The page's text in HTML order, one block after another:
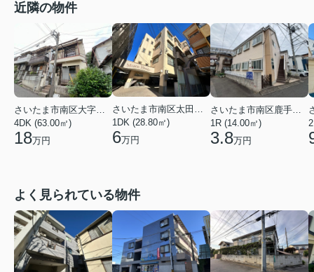
近隣の物件
4DK (63.00㎡)
18万円
さいたま市南区太田窪５丁目
1DK (28.80㎡)
6万円
1R (14.00㎡)
3.8万円
よく見られている物件